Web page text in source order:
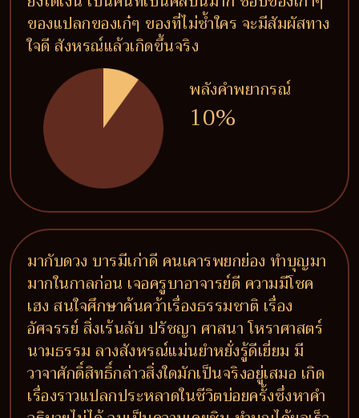
ของแปลกของเก๋ๆ ของที่ไม่ซ้ำใคร จะมีสัมผัสทาง
ใจดี สังหรณ์แล้วเกิดขึ้นจริง
พลังคำพยากรณ์
10%
มากับดวง บารมีเก่าดี คนเคารพยกย่อง ทำบุญมา
มากในกาลก่อน เจอครูบาอาจารย์ดี ความมีโชค
เฮง สนใจศึกษาค้นคว้าเรื่องธรรมชาติ เรื่อง
อัศจรรย์ สิ่งเร้นลับ ปรัชญา ศาสนา โหราศาสตร์
นามธรรม ลางสังหรณ์แม่นยำหยั่งรู้ดีเยี่ยม มี
วาจาศักดิ์สิทธิ์กล่าวสิ่งใดมักเป็นจริงอยู่เสมอ เกิด
เรื่องราวแปลกประหลาดในชีวิตบ่อยครั้งซึ่งหาคำ